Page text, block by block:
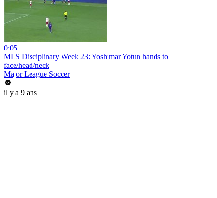
0:05
MLS Disciplinary Week 23: Yoshimar Yotun hands to
face/head/neck
Major League Soccer
il y a 9 ans